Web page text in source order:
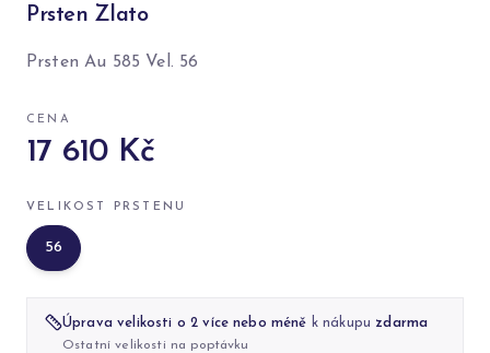
Prsten Zlato
Prsten Au 585 Vel. 56
CENA
17 610 Kč
VELIKOST PRSTENU
56
Úprava velikosti o 2 více nebo méně k nákupu zdarma
Ostatní velikosti na poptávku